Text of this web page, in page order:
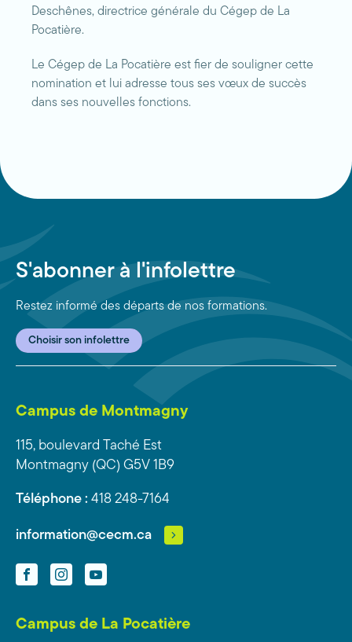
Deschênes, directrice générale du Cégep de La
Pocatière.
Le Cégep de La Pocatière est fier de souligner cette
nomination et lui adresse tous ses vœux de succès
dans ses nouvelles fonctions.
S'abonner à l'infolettre
Restez informé des départs de nos formations.
Choisir son infolettre
Campus de Montmagny
115, boulevard Taché Est
Montmagny (QC) G5V 1B9
Téléphone : 418 248-7164
information@cecm.ca
FacebookInstagramYouTube
Campus de La Pocatière